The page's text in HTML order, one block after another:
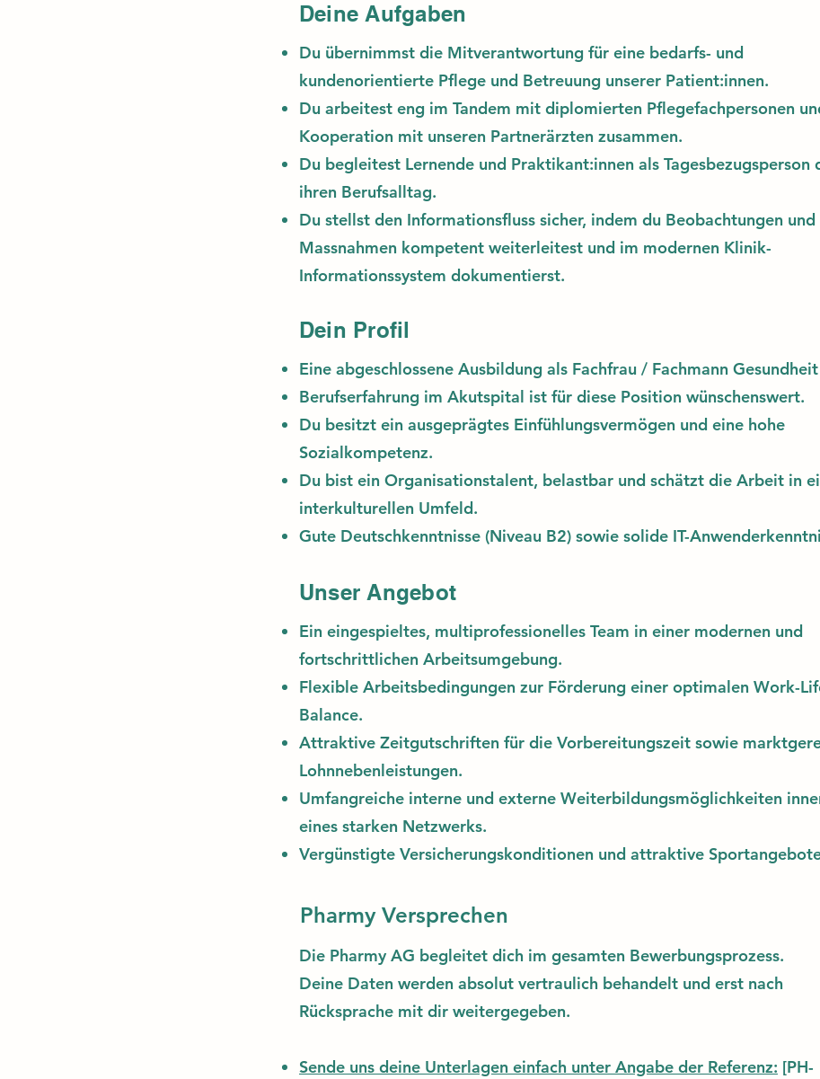
Deine Aufgaben
Du übernimmst die Mitverantwortung für eine bedarfs- und
kundenorientierte Pflege und Betreuung unserer Patient:innen.
Du arbeitest eng im Tandem mit diplomierten Pflegefachpersonen
Kooperation mit unseren Partnerärzten zusammen.
Du begleitest Lernende und Praktikant:innen als Tagesbezugsperson
ihren Berufsalltag.
Du stellst den Informationsfluss sicher, indem du Beobachtungen und
Massnahmen kompetent weiterleitest und im modernen Klinik-
Informationssystem dokumentierst.
Dein Profil
Eine abgeschlossene Ausbildung als Fachfrau / Fachmann
Berufserfahrung im Akutspital ist für diese Position wünschenswert.
Du besitzt ein ausgeprägtes Einfühlungsvermögen und eine hohe
Sozialkompetenz.
Du bist ein Organisationstalent, belastbar und schätzt die Arbeit in
interkulturellen Umfeld.
Gute Deutschkenntnisse (Niveau B2) sowie solide IT-
Unser Angebot
Ein eingespieltes, multiprofessionelles Team in einer modernen und
fortschrittlichen Arbeitsumgebung.
Flexible Arbeitsbedingungen zur Förderung einer optimalen Work-
Balance.
Attraktive Zeitgutschriften für die Vorbereitungszeit sowie
Lohnnebenleistungen.
Umfangreiche interne und externe Weiterbildungsmöglichkeiten
eines starken Netzwerks.
Vergünstigte Versicherungskonditionen und attraktive
Pharmy Versprechen
Die Pharmy AG begleitet dich im gesamten Bewerbungsprozess.
Deine Daten werden absolut vertraulich behandelt und erst nach
Rücksprache mit dir weitergegeben.
Sende uns deine Unterlagen einfach unter Angabe der Referenz: [PH-